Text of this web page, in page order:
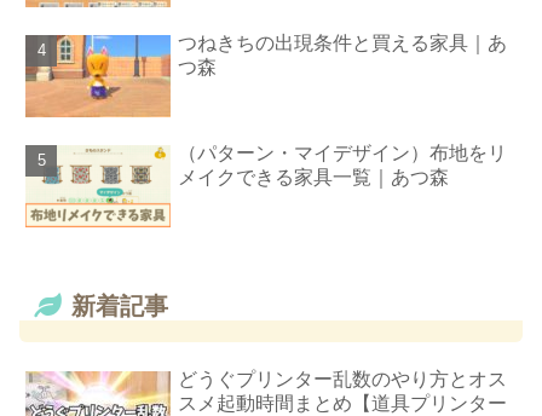
つねきちの出現条件と買える家具｜あ
つ森
（パターン・マイデザイン）布地をリ
メイクできる家具一覧｜あつ森
新着記事
どうぐプリンター乱数のやり方とオス
スメ起動時間まとめ【道具プリンター